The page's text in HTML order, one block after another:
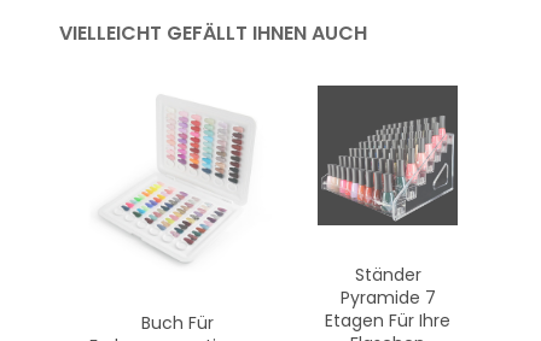
VIELLEICHT GEFÄLLT IHNEN AUCH
Buch Für
Ständer
Pyramide 7
Etagen Für Ihre